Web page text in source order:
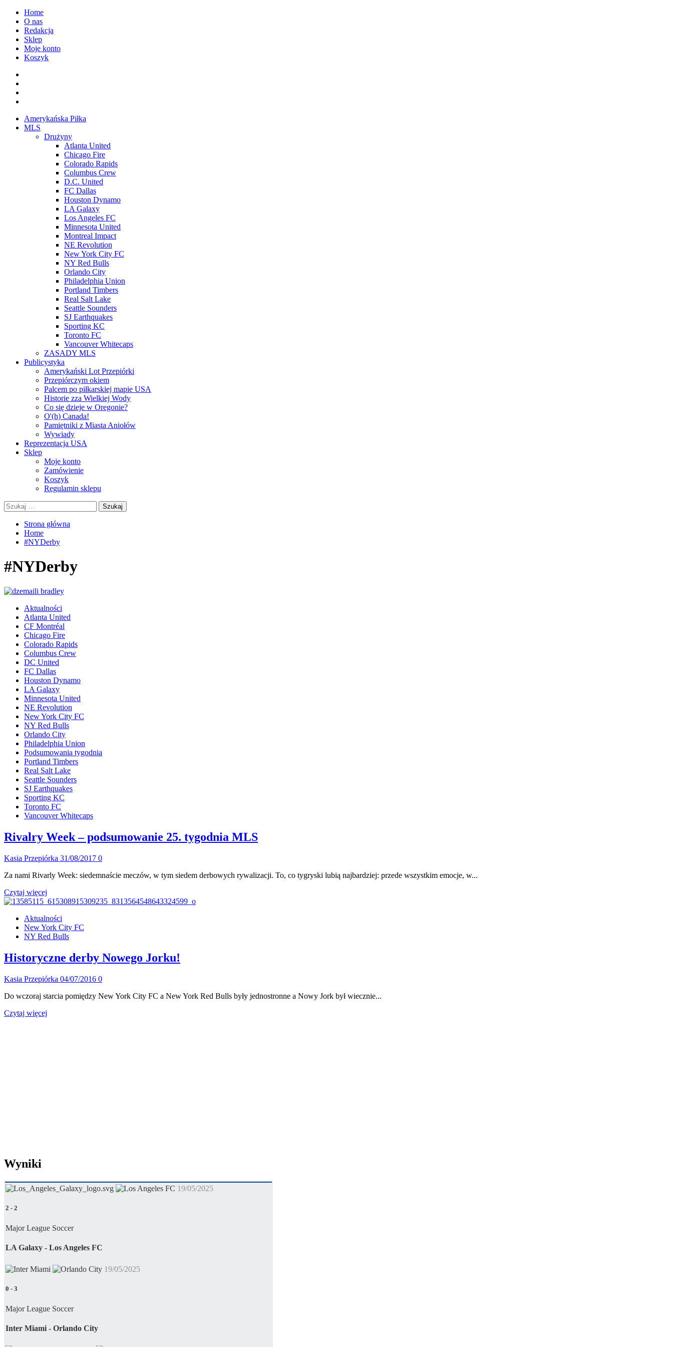
Przejdź
treści
Home
O nas
Redakcja
Sklep
Moje konto
Koszyk
Menu
główne
Amerykańska Piłka
MLS
Drużyny
Atlanta United
Chicago Fire
Colorado Rapids
Columbus Crew
D.C. United
FC Dallas
Houston Dynamo
LA Galaxy
Los Angeles FC
Minnesota United
Montreal Impact
NE Revolution
New York City FC
NY Red Bulls
Orlando City
Philadelphia Union
Portland Timbers
Real Salt Lake
Seattle Sounders
SJ Earthquakes
Sporting KC
Toronto FC
Vancouver Whitecaps
ZASADY MLS
Publicystyka
Amerykański Lot Przepiórki
Przepiórczym okiem
Palcem po piłkarskiej mapie USA
Historie zza Wielkiej Wody
Co się dzieje w Oregonie?
O'(h) Canada!
Pamiętniki z Miasta Aniołów
Wywiady
Reprezentacja USA
Sklep
Moje konto
Zamówienie
Koszyk
Regulamin sklepu
Szukaj:
Strona główna
Home
#NYDerby
#NYDerby
Aktualności
Atlanta United
CF Montréal
Chicago Fire
Colorado Rapids
Columbus Crew
DC United
FC Dallas
Houston Dynamo
LA Galaxy
Minnesota United
NE Revolution
New York City FC
NY Red Bulls
Orlando City
Philadelphia Union
Podsumowania tygodnia
Portland Timbers
Real Salt Lake
Seattle Sounders
SJ Earthquakes
Sporting KC
Toronto FC
Vancouver Whitecaps
Rivalry Week – podsumowanie 25. tygodnia MLS
Kasia Przepiórka 31/08/2017 0
Za nami Rivarly Week: siedemnaście meczów, w tym siedem derbowych rywalizacji. To, co tygryski lubią najbardziej: przede wszystkim emocje, w...
Czytaj więcej
się
o
Rivalry
Week
podsumowanie
25.
MLS
Aktualności
New York City FC
NY Red Bulls
Historyczne derby Nowego Jorku!
Kasia Przepiórka 04/07/2016 0
Do wczoraj starcia pomiędzy New York City FC a New York Red Bulls były jednostronne a Nowy Jork był wiecznie...
Czytaj więcej
Wyniki
19/05/2025
2 - 2
Major League Soccer
LA Galaxy - Los Angeles FC
19/05/2025
0 - 3
Major League Soccer
Inter Miami - Orlando City